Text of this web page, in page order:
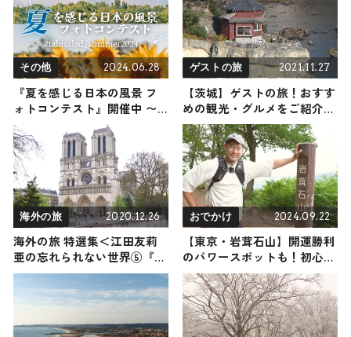
その他 2024.06.28
『夏を感じる日本の風景 フ
ォトコンテスト』開催中 〜
Instagram特別企画〜
ゲストの旅 2021.11.27
【茨城】ゲストの旅！おすす
めの観光・グルメをご紹介
2021年11月27日放送
海外の旅 2020.12.26
海外の旅 特選集＜江田友莉
亜の忘れられない世界⑤『フ
ランス編』＞
おでかけ 2024.09.22
【東京・岩茸石山】開運勝利
のパワースポットも！初心者
でも安心の人気低山に平山祐
介が挑戦（登山で頂きメシ！
コラボ企画）